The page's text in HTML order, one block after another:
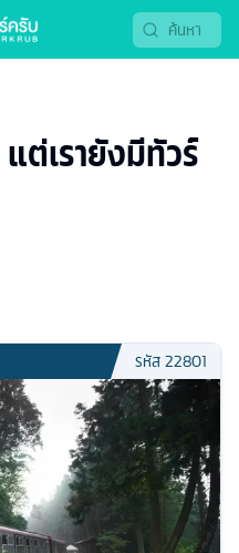
ต่เรายังมีทัวร์
รหัส22801